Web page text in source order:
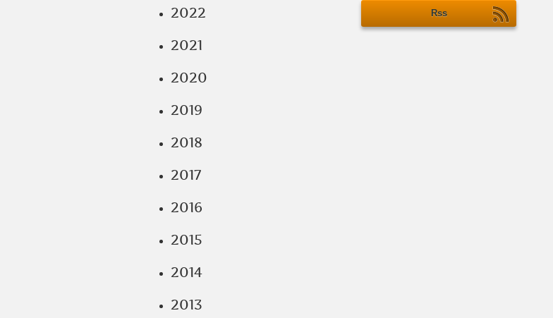
2022
2021
2020
2019
2018
2017
2016
2015
2014
2013
Rss